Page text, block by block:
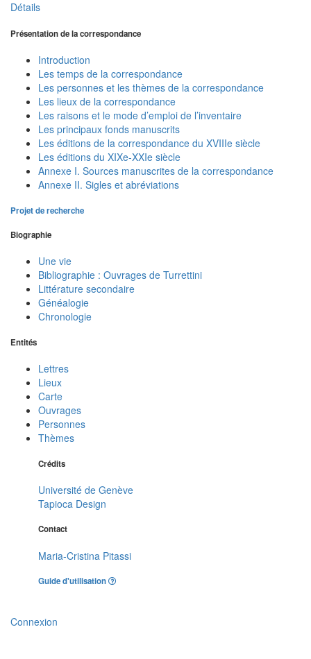
Détails
Présentation de la correspondance
Introduction
Les temps de la correspondance
Les personnes et les thèmes de la correspondance
Les lieux de la correspondance
Les raisons et le mode d’emploi de l’inventaire
Les principaux fonds manuscrits
Les éditions de la correspondance du XVIIIe siècle
Les éditions du XIXe-XXIe siècle
Annexe I. Sources manuscrites de la correspondance
Annexe II. Sigles et abréviations
Projet de recherche
Biographie
Une vie
Bibliographie : Ouvrages de Turrettini
Littérature secondaire
Généalogie
Chronologie
Entités
Lettres
Lieux
Carte
Ouvrages
Personnes
Thèmes
Crédits
Université de Genève
Tapioca Design
Contact
Maria-Cristina Pitassi
Guide d'utilisation
Connexion